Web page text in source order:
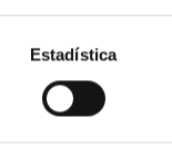
Estadística
Adeje